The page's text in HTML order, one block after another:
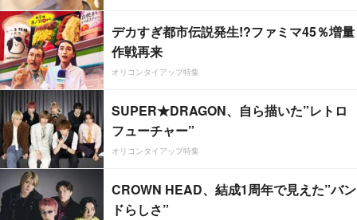
デカすぎ都市伝説発生!?ファミマ45％増量
作戦再来
オリコンタイアップ特集
SUPER★DRAGON、自ら描いた”レトロ
フューチャー”
オリコンタイアップ特集
CROWN HEAD、結成1周年で見えた”バン
ドらしさ”